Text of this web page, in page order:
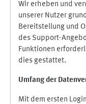
Wir erheben und
unserer Nutzer
Bereitstellung und
des Support-
Funktionen
dies gestattet.
Umfang der
Mit dem ersten